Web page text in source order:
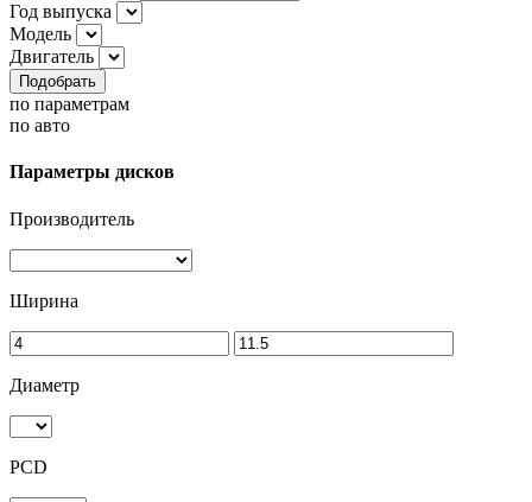
Год выпуска
Модель
Двигатель
Подобрать
по параметрам
по авто
Параметры дисков
Производитель
Ширина
Диаметр
PCD